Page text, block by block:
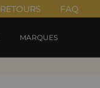
RETOURS FAQ
MARQUES